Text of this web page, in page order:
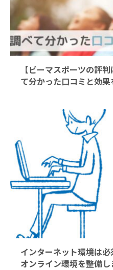
【ビーマスポーツの評
て分かった口コミと効
インターネット環境は
オンライン環境を整備し